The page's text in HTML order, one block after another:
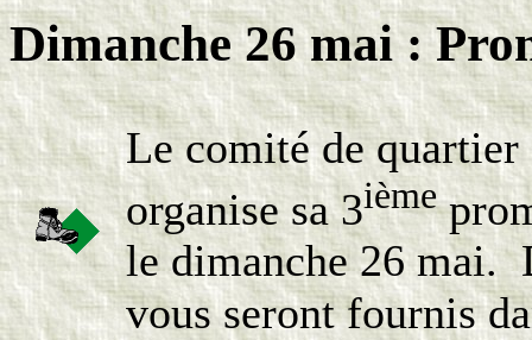
Dimanche 26 mai :
Le comité de quartier
organise sa 3ième
le dimanche 26 mai.
vous seront fournis